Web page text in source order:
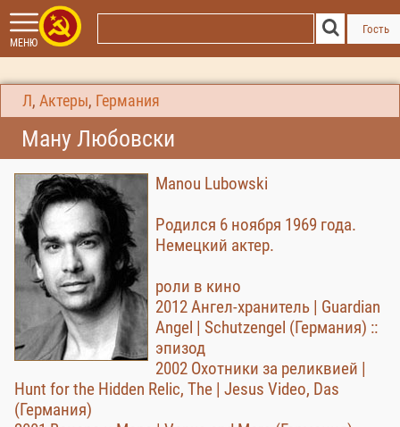
МЕНЮ
Гость
Л , Актеры, Германия
Ману Любовски
Manou Lubowski
Родился 6 ноября 1969 года.
Немецкий актер.
роли в кино
2012 Ангел-хранитель | Guardian
Angel | Schutzengel (Германия) ::
эпизод
2002 Охотники за реликвией |
Hunt for the Hidden Relic, The | Jesus Video, Das
(Германия)